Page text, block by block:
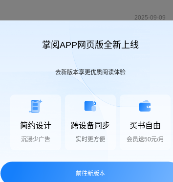
2025-09-09
2025-09-30
掌阅APP网页版全新上线
去新版本享更优质阅读体验
简约设计
沉浸少广告
跨设备同步
实时更方便
买书自由
会员送50元/月
前往新版本